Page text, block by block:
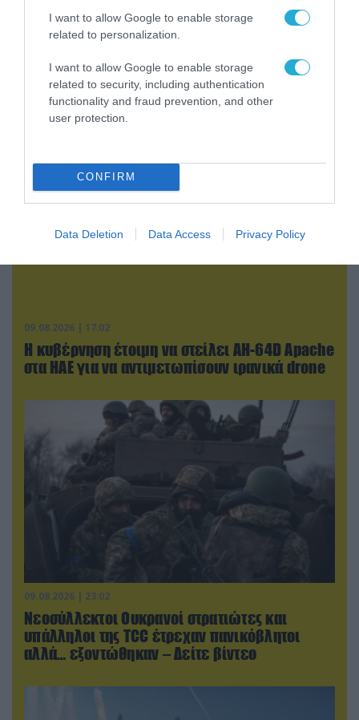
I want to allow Google to enable storage
related to personalization.
I want to allow Google to enable storage
related to security, including authentication
functionality and fraud prevention, and other
user protection.
CONFIRM
Data Deletion Data Access Privacy Policy
09.08.2026 | 13:02
Το Ιράν «παγώνει» τις ΗΠΑ για άνοιγμα των
Στενών του Ορμούζ: «Δίνετε άμεσα 300
δισ.δολάρια και διόδια» (upd)
09.08.2026 | 17:02
Η κυβέρνηση έτοιμη να στείλει AH-64D Apache
στα ΗΑΕ για να αντιμετωπίσουν ιρανικά drone
09.08.2026 | 23:02
Νεοσύλλεκτοι Ουκρανοί στρατιώτες και
υπάλληλοι της TCC έτρεχαν πανικόβλητοι
αλλά… εξοντώθηκαν – Δείτε βίντεο